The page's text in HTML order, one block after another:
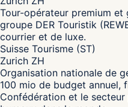
Tour-opérateur premium
groupe DER Touristik
courrier et de luxe.
Suisse Tourisme (ST)
Zurich ZH
Organisation nationale de
100 mio de budget annuel,
Confédération et le